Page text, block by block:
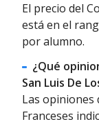
El precio del
está en el
por alumno.
¿Qué
San Luis De
Las opiniones
Franceses